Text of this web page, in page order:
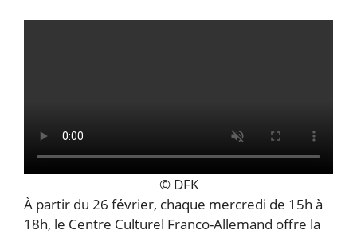
© DFK
À partir du 26 février, chaque mercredi de 15h à
18h, le Centre Culturel Franco-Allemand offre la